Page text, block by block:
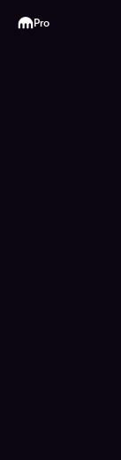
Kraken
Pro